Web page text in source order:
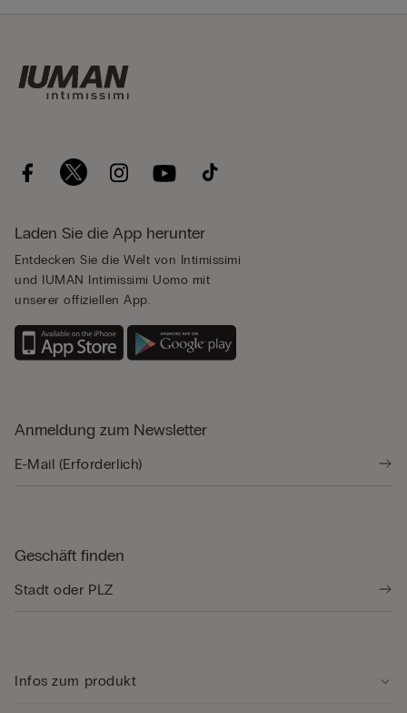
Laden Sie die App herunter
Entdecken Sie die Welt von Intimissimi
und IUMAN Intimissimi Uomo mit
unserer offiziellen App.
Anmeldung zum Newsletter
Geschäft finden
Infos zum produkt